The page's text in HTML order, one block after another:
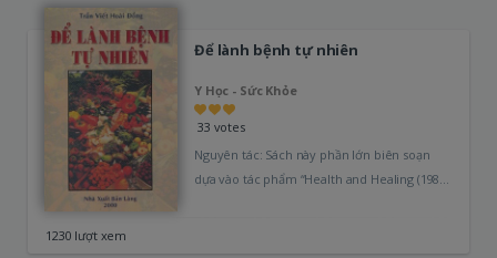
Để lành bệnh tự nhiên
Y Học - Sức Khỏe
33 votes
Nguyên tác: Sách này phần lớn biên soạn
dựa vào tác phẩm “Health and Healing (1983,
1230 lượt xem